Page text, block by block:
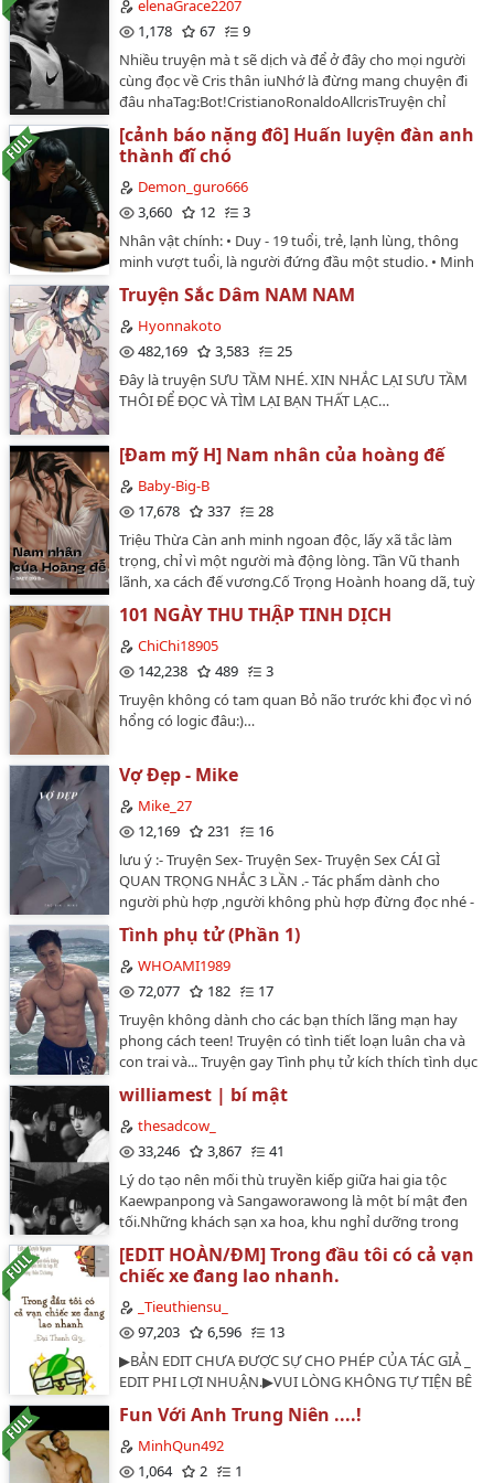
elenaGrace2207
1,178
67
9
Nhiều truyện mà t sẽ dịch và để ở đây cho mọi người
cùng đọc về Cris thân iuNhớ là đừng mang chuyện đi
đâu nhaTag:Bot!CristianoRonaldoAllcrisTruyện chỉ
đăng trên W và phục vụ sở thích cá nhân,không đá
động bất cứ ai.Thân ái❤️…
[cảnh báo nặng đô] Huấn luyện đàn anh
thành đĩ chó
Demon_guro666
3,660
12
3
Nhân vật chính: • Duy - 19 tuổi, trẻ, lạnh lùng, thông
minh vượt tuổi, là người đứng đầu một studio. • Minh
- 30 tuổi, từng là giám đốc sáng tạo kỳ cựu, nhưng giờ
trở thành con chó của Duy sau một cuộc chuyển giao
quyền lực bất ngờ. - người đàn ông trưởng thành, bị
trói chặt và chịu đựng những cú đánh roi đau đớn.
khuất phục hoàn toàn trước Boss?…
Truyện Sắc Dâm NAM NAM
Hyonnakoto
482,169
3,583
25
Đây là truyện SƯU TẦM NHÉ. XIN NHẮC LẠI SƯU TẦM
THÔI ĐỂ ĐỌC VÀ TÌM LẠI BẠN THẤT LẠC…
[Đam mỹ H] Nam nhân của hoàng đế
Baby-Big-B
17,678
337
28
Triệu Thừa Càn anh minh ngoan độc, lấy xã tắc làm
trọng, chỉ vì một người mà động lòng. Tần Vũ thanh
lãnh, xa cách đế vương.Cố Trọng Hoành hoang dã, tuỳ
tâm sở dục.Tiêu Tước mê muội, tổn hại chí
thân.Warning: NP, loạn l**n, cưỡng ép…
101 NGÀY THU THẬP TINH DỊCH
ChiChi18905
142,238
489
3
Truyện không có tam quan Bỏ não trước khi đọc vì nó
hổng có logic đâu:)…
Vợ Đẹp - Mike
Mike_27
12,169
231
16
lưu ý :- Truyện Sex- Truyện Sex- Truyện Sex CÁI GÌ
QUAN TRỌNG NHẮC 3 LẦN .- Tác phẩm dành cho
người phù hợp ,người không phù hợp đừng đọc nhé -
Vì là truyện sex nên từ ngữ cực kì dâm đãng , tục tĩu,
và câu văn lẫn lộn giữa văn nói và văn viết ( do tác giả
gà ) nên quý đọc giả cân nhắc - Trong tác phẩm là 2
NGƯỜI PHỤ NỮ , 1 TRONG SỐ HỌ LÀ CÚ CÓ GAI , CÚ
VÀ VIẾT HOA .- NAM HÓA , NAM HÓA , NAM HÓA - Ai
trên 18 tuổi thì đọc , dưới 18 tuổi lướt kiếm fic khác .…
Tình phụ tử (Phần 1)
WHOAMI1989
72,077
182
17
Truyện không dành cho các bạn thích lãng mạn hay
phong cách teen! Truyện có tình tiết loạn luân cha và
con trai và... Truyện gay Tình phụ tử kích thích tình dục
thì bạn không nên đọc.…
williamest | bí mật
thesadcow_
33,246
3,867
41
Lý do tạo nên mối thù truyền kiếp giữa hai gia tộc
Kaewpanpong và Sangaworawong là một bí mật đen
tối.Những khách sạn xa hoa, khu nghỉ dưỡng trong
mơ hay hàng trăm du thuyền hạng sang của hai tập
đoàn thực chất chỉ là "tấm bình phong" vững chãi để
che đậy cho thương trường thực sự của họ: Một đế
chế tàn khốc chạy đua với nhau buôn bán hàng cấm
xuyên biên giới.Trớ trêu ở chỗ, ngay cả dưới ánh sáng
Từng dự án, từng mảnh đất, từng hợp đồng tỷ đô, họ
sẵn sàng xâu xé, giẫm đạp lên nhau chỉ để khẳng định
vị thế độc tôn trong ngành du lịch - dịch vụ.Nhưng bí
mật vẫn chưa dừng lại ở
đó.________________________Couple: Jakrapatr
Kaewpanpong (William) × Supha Sangaworawong (Est)
[EDIT HOÀN/ĐM] Trong đầu tôi có cả vạn
chiếc xe đang lao nhanh.
_Tieuthiensu_
97,203
6,596
13
▶BẢN EDIT CHƯA ĐƯỢC SỰ CHO PHÉP CỦA TÁC GIẢ _
EDIT PHI LỢI NHUẬN.▶VUI LÒNG KHÔNG TỰ TIỆN BÊ
ĐÍCH THƯƠNG MẠI.▶TÓM LẠI VUI LÒNG ĐỌC TẠI
WATTPAD NÀY! Cảm ơn các tiểu thiên sứ ♥▶Giới
thiệu:Giải thích tên truyện:Lái xe là từ lóng ý chỉ xxoo.
Fun Với Anh Trung Niên ....!
MinhQun492
1,064
2
1